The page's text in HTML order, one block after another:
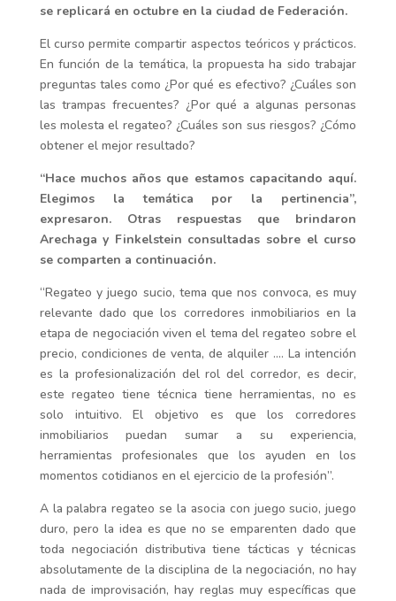
se replicará en octubre en la ciudad de Federación.
El curso permite compartir aspectos teóricos y prácticos.
En función de la temática, la propuesta ha sido trabajar
preguntas tales como ¿Por qué es efectivo? ¿Cuáles son
las trampas frecuentes? ¿Por qué a algunas personas
les molesta el regateo? ¿Cuáles son sus riesgos? ¿Cómo
obtener el mejor resultado?
“Hace muchos años que estamos capacitando aquí.
Elegimos la temática por la pertinencia”,
expresaron. Otras respuestas que brindaron
Arechaga y Finkelstein consultadas sobre el curso
se comparten a continuación.
“Regateo y juego sucio, tema que nos convoca, es muy
relevante dado que los corredores inmobiliarios en la
etapa de negociación viven el tema del regateo sobre el
precio, condiciones de venta, de alquiler …. La intención
es la profesionalización del rol del corredor, es decir,
este regateo tiene técnica tiene herramientas, no es
solo intuitivo. El objetivo es que los corredores
inmobiliarios puedan sumar a su experiencia,
herramientas profesionales que los ayuden en los
momentos cotidianos en el ejercicio de la profesión”.
A la palabra regateo se la asocia con juego sucio, juego
duro, pero la idea es que no se emparenten dado que
toda negociación distributiva tiene tácticas y técnicas
absolutamente de la disciplina de la negociación, no hay
nada de improvisación, hay reglas muy específicas que